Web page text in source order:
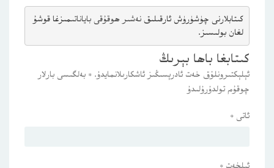
كىتابلارنى چۈشۈرۈش ئارقىلىق نەشىر ھوقۇقى باياناتىمىزغا قوشۇ
لغان بولىسىز.
كىتابغا باھا بېرىڭ
ئېلېكتىرونلۇق خەت ئادرېسىڭىز ئاشكارىلانمايدۇ. * بەلگىسى بارلار
چوقۇم تولدۇرۇلىدۇ
ئاتى *